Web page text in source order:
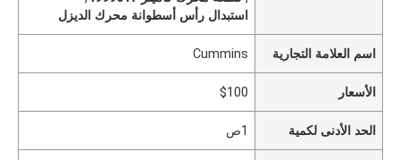
استبدال رأس أسطوانة محرك الديزل
اسم العلامة التجارية Cummins
الأسعار $100
الحد الأدنى لكمية 1ص